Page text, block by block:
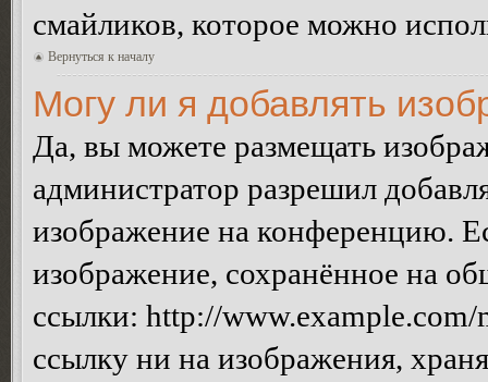
смайликов, которое можно
Вернуться к началу
Могу ли я добавлять
Да, вы можете размещать
администратор разрешил
изображение на конференцию.
изображение, сохранённое на
ссылки: http://
ссылку ни на изображения,